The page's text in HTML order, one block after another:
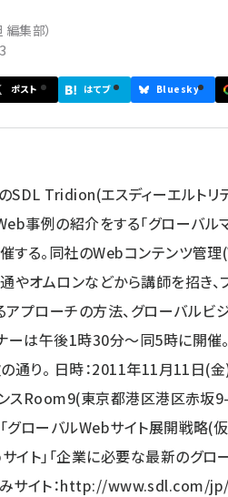
集部）
ポスト はてブ Bluesky
SDL Tridion(エスディーエルトリ
事例の紹介をする「グローバル
る。同社のWebコンテンツ管理
やオムロンなどから講師を招き
プローチの方法、グローバルビ
ーは午後1時30分～同5時に開催
通り。 日時：2011年11月11日(
スRoom9(東京都港区港区赤坂9-
「グローバルWebサイト展開戦略(
イト」「企業に必要な最新のグ
サイト：http://www.sdl.com/